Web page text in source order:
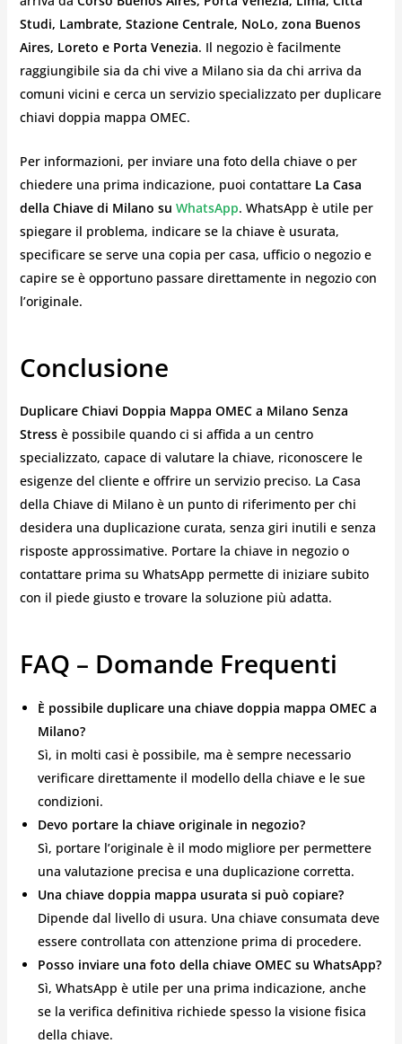
Studi, Lambrate, Stazione Centrale, NoLo, zona Buenos
Aires, Loreto e Porta Venezia. Il negozio è facilmente
raggiungibile sia da chi vive a Milano sia da chi arriva da
comuni vicini e cerca un servizio specializzato per duplicare
chiavi doppia mappa OMEC.
Per informazioni, per inviare una foto della chiave o per
chiedere una prima indicazione, puoi contattare La Casa
della Chiave di Milano su WhatsApp. WhatsApp è utile per
spiegare il problema, indicare se la chiave è usurata,
specificare se serve una copia per casa, ufficio o negozio e
capire se è opportuno passare direttamente in negozio con
l’originale.
Conclusione
Duplicare Chiavi Doppia Mappa OMEC a Milano Senza
Stressè possibile quando ci si affida a un centro
specializzato, capace di valutare la chiave, riconoscere le
esigenze del cliente e offrire un servizio preciso. La Casa
della Chiave di Milano è un punto di riferimento per chi
desidera una duplicazione curata, senza giri inutili e senza
risposte approssimative. Portare la chiave in negozio o
contattare prima su WhatsApp permette di iniziare subito
con il piede giusto e trovare la soluzione più adatta.
FAQ – Domande Frequenti
È possibile duplicare una chiave doppia mappa OMEC a
Milano?
Sì, in molti casi è possibile, ma è sempre necessario
verificare direttamente il modello della chiave e le sue
condizioni.
Devo portare la chiave originale in negozio?
Sì, portare l’originale è il modo migliore per permettere
una valutazione precisa e una duplicazione corretta.
Una chiave doppia mappa usurata si può copiare?
Dipende dal livello di usura. Una chiave consumata deve
essere controllata con attenzione prima di procedere.
Posso inviare una foto della chiave OMEC su WhatsApp?
Sì, WhatsApp è utile per una prima indicazione, anche
se la verifica definitiva richiede spesso la visione fisica
della chiave.